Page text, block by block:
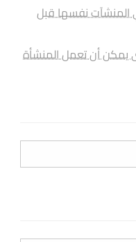
المنشآت نفسها قبل
يمكن أن تعمل المنشأة